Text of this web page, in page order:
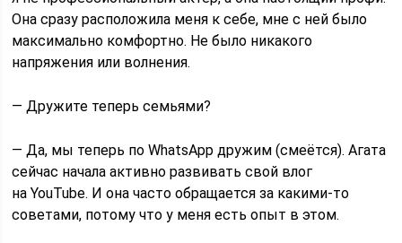
Она сразу расположила меня к себе, мне с ней было
максимально комфортно. Не было никакого
напряжения или волнения.
— Дружите теперь семьями?
— Да, мы теперь по WhatsApp дружим (смеётся). Агата
сейчас начала активно развивать свой влог
на YouTube. И она часто обращается за какими-то
советами, потому что у меня есть опыт в этом.